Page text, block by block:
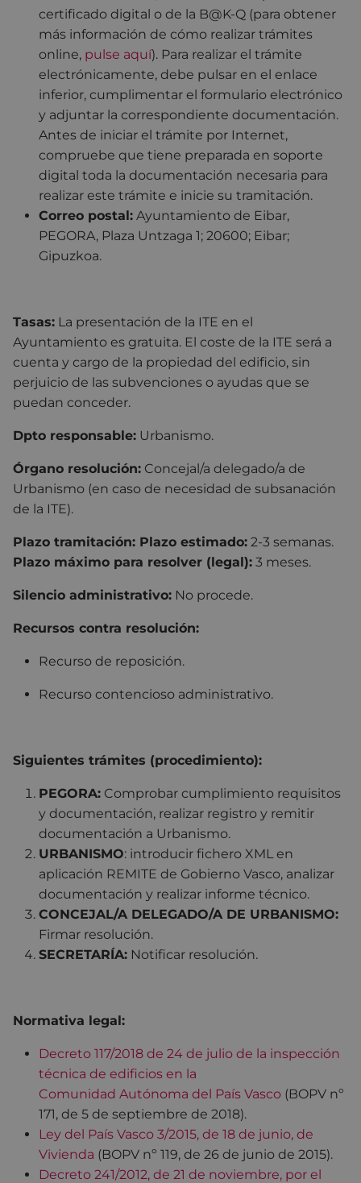
certificado digital o de la B@K-Q (para obtener
más información de cómo realizar trámites
online, pulse aquí). Para realizar el trámite
electrónicamente, debe pulsar en el enlace
inferior, cumplimentar el formulario electrónico
y adjuntar la correspondiente documentación.
Antes de iniciar el trámite por Internet,
compruebe que tiene preparada en soporte
digital toda la documentación necesaria para
realizar este trámite e inicie su tramitación.
Correo postal: Ayuntamiento de Eibar,
PEGORA, Plaza Untzaga 1; 20600; Eibar;
Gipuzkoa.
Tasas: La presentación de la ITE en el
Ayuntamiento es gratuita. El coste de la ITE será a
cuenta y cargo de la propiedad del edificio, sin
perjuicio de las subvenciones o ayudas que se
puedan conceder.
Dpto responsable: Urbanismo.
Órgano resolución: Concejal/a delegado/a de
Urbanismo (en caso de necesidad de subsanación
de la ITE).
Plazo tramitación: Plazo estimado: 2-3 semanas.
Plazo máximo para resolver (legal): 3 meses.
Silencio administrativo: No procede.
Recursos contra resolución:
Recurso de reposición.
Recurso contencioso administrativo.
Siguientes trámites (procedimiento):
PEGORA: Comprobar cumplimiento requisitos
y documentación, realizar registro y remitir
documentación a Urbanismo.
URBANISMO: introducir fichero XML en
aplicación REMITE de Gobierno Vasco, analizar
documentación y realizar informe técnico.
CONCEJAL/A DELEGADO/A DE URBANISMO:
Firmar resolución.
SECRETARÍA: Notificar resolución.
Normativa legal:
Decreto 117/2018 de 24 de julio de la inspección
técnica de edificios en la
Comunidad Autónoma del País Vasco (BOPV nº
171, de 5 de septiembre de 2018).
Ley del País Vasco 3/2015, de 18 de junio, de
Vivienda (BOPV nº 119, de 26 de junio de 2015).
Decreto 241/2012, de 21 de noviembre, por el